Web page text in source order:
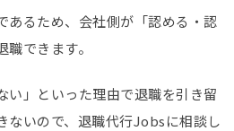
あるため、会社側が「認める・認
できます。
い」といった理由で退職を引き留
ないので、退職代行Jobsに相談し